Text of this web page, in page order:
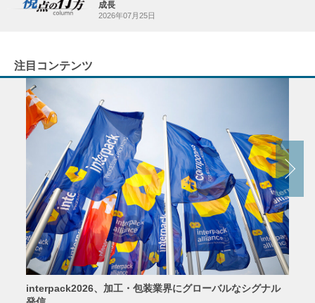
成長
2026年07月25日
注目コンテンツ
interpack2026、加工・包装業界にグローバルなシグナル